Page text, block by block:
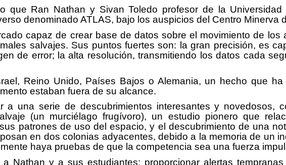
que Ran Nathan y Sivan Toledo profesor de la
denominado ATLAS, bajo los auspicios del Centro Minerva
capaz de crear base de datos sobre el movimiento de los
salvajes. Sus puntos fuertes son: la gran precisión, es
de error; la alta resolución, transmitiendo los datos cada
Reino Unido, Países Bajos o Alemania, un hecho que ha
estaban fuera de su alcance.
a una serie de descubrimientos interesantes y novedosos,
(un murciélago frugívoro), un estudio pionero que
patrones de uso del espacio, y el descubrimiento de una
en dos colonias adyacentes, debido a la memoria de un
haya pruebas de que la competencia sea una fuerza
Nathan y a sus estudiantes: proporcionar alertas